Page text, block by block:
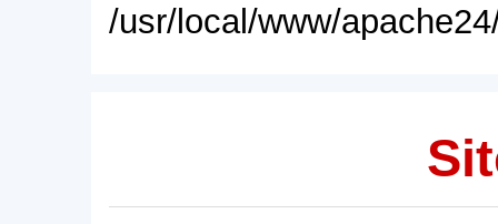
/usr/local/www/